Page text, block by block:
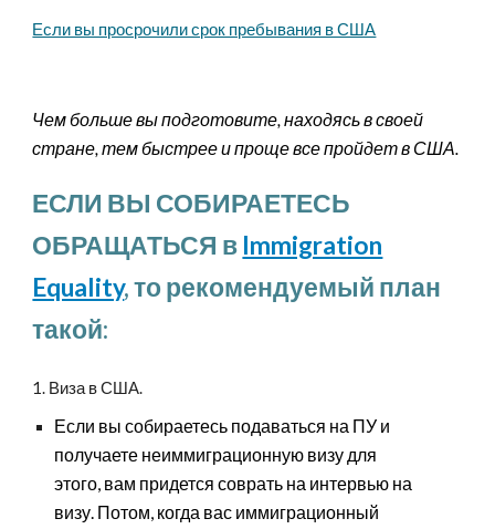
Если вы просрочили срок пребывания в США
Чем больше вы подготовите, находясь в своей
стране, тем быстрее и проще все пройдет в США.
ЕСЛИ ВЫ СОБИРАЕТЕСЬ
ОБРАЩАТЬСЯ в Immigration
Equality, то рекомендуемый план
такой:
1. Виза в США.
Если вы собираетесь подаваться на ПУ и
получаете неиммиграционную визу для
этого, вам придется соврать на интервью на
визу. Потом, когда вас иммиграционный